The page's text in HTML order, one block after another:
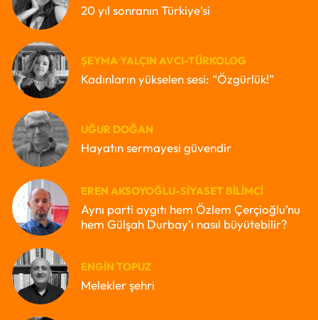
20 yıl sonranın Türkiye’si
ŞEYMA YALÇIN AVCI-TÜRKOLOG
Kadınların yükselen sesi: “Özgürlük!”
UĞUR DOĞAN
Hayatın sermayesi güvendir
EREN AKSOYOĞLU-SIYASET BILIMCI
Aynı parti aygıtı hem Özlem Çerçioğlu’nu
hem Gülşah Durbay’ı nasıl büyütebilir?
ENGIN TOPUZ
Melekler şehri